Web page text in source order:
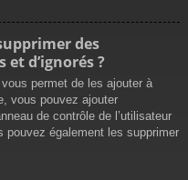
des
d’ignorés ?
permet de les ajouter à
vous pouvez ajouter
de contrôle de l’utilisateur
pouvez également les supprimer